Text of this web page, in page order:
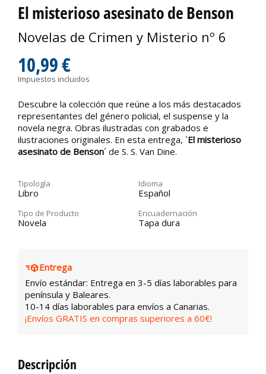
El misterioso asesinato de Benson
Novelas de Crimen y Misterio nº 6
10,99 €
Impuestos incluidos
Descubre la colección que reúne a los más destacados
representantes del género policial, el suspense y la
novela negra. Obras ilustradas con grabados e
ilustraciones originales. En esta entrega, ´El misterioso
asesinato de Benson´ de S. S. Van Dine.
Tipología
Libro
Idioma
Español
Tipo de Producto
Novela
Encuadernación
Tapa dura
Entrega
Envío estándar: Entrega en 3-5 días laborables para
península y Baleares.
10-14 días laborables para envíos a Canarias.
¡Envíos GRATIS en compras superiores a 60€!
Descripción